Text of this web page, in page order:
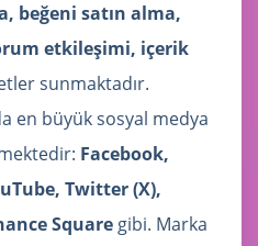
beğeni satın alma,
etkileşimi, içerik
sunmaktadır.
en büyük sosyal medya
Facebook,
Twitter (X),
Square gibi. Marka